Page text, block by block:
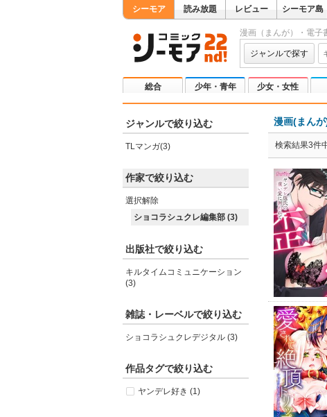
シーモア 読み放題 レビュー シーモア島
漫画（まんが）・電子
ジャンルで探す
総合 少年・青年 少女・女性
ジャンルで絞り込む
TLマンガ(3)
作家で絞り込む
選択解除
ショコラシュクレ編集部 (3)
出版社で絞り込む
キルタイムコミュニケーション
(3)
雑誌・レーベルで絞り込む
ショコラシュクレデジタル (3)
作品タグで絞り込む
ヤンデレ好き (1)
漫画(まん
検索結果3件